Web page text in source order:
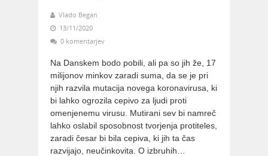
Vlado Began
13/11/2020
0 komentarjev
Na Danskem bodo pobili, ali pa so jih že, 17
milijonov minkov zaradi suma, da se je pri
njih razvila mutacija novega koronavirusa, ki
bi lahko ogrozila cepivo za ljudi proti
omenjenemu virusu. Mutirani sev bi namreč
lahko oslabil sposobnost tvorjenja protiteles,
zaradi česar bi bila cepiva, ki jih ta čas
razvijajo, neučinkovita. O izbruhih…